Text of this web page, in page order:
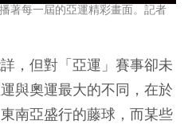
著每一屆的亞運精彩畫面。記者
，但對「亞運」賽事卻未
與奧運最大的不同，在於
南亞盛行的藤球，而某些